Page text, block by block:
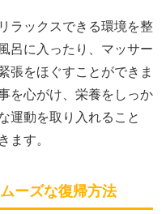
ラックスできる環境を整
呂に入ったり、マッサー
張をほぐすことができま
を心がけ、栄養をしっか
運動を取り入れること
ます。
ーズな復帰方法